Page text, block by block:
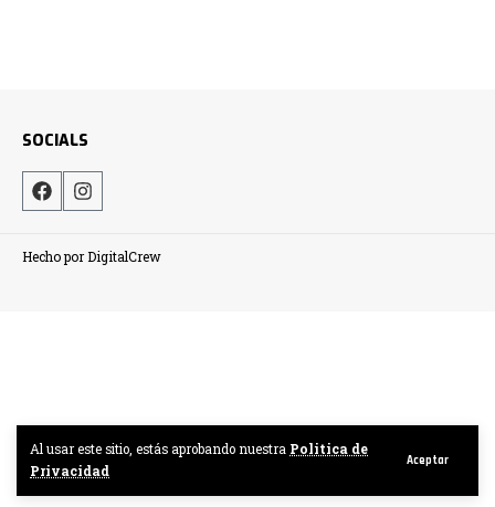
Al usar este sitio, estás aprobando nuestra Politica de
Privacidad
Aceptar
SOCIALS
Hecho por DigitalCrew